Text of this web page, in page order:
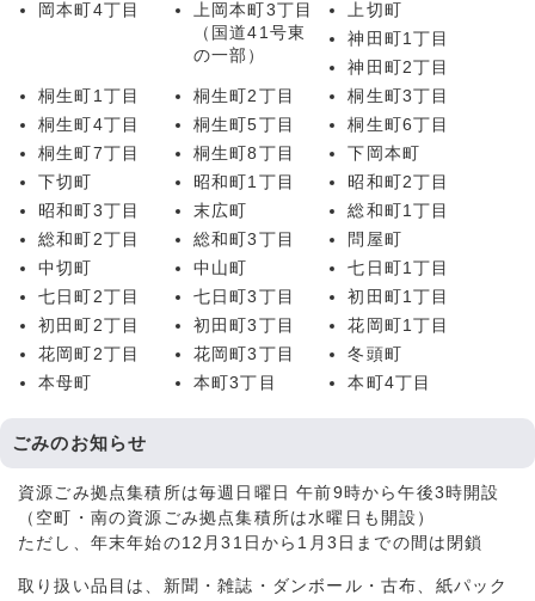
岡本町4丁目
上岡本町3丁目
（国道41号東
の一部）
上切町
神田町1丁目
神田町2丁目
桐生町1丁目
桐生町2丁目
桐生町3丁目
桐生町4丁目
桐生町5丁目
桐生町6丁目
桐生町7丁目
桐生町8丁目
下岡本町
下切町
昭和町1丁目
昭和町2丁目
昭和町3丁目
末広町
総和町1丁目
総和町2丁目
総和町3丁目
問屋町
中切町
中山町
七日町1丁目
七日町2丁目
七日町3丁目
初田町1丁目
初田町2丁目
初田町3丁目
花岡町1丁目
花岡町2丁目
花岡町3丁目
冬頭町
本母町
本町3丁目 本町4丁目
ごみのお知らせ
資源ごみ拠点集積所は毎週日曜日 午前9時から午後3時開設
（空町・南の資源ごみ拠点集積所は水曜日も開設）
ただし、年末年始の12月31日から1月3日までの間は閉鎖
取り扱い品目は、新聞・雑誌・ダンボール・古布、紙パック